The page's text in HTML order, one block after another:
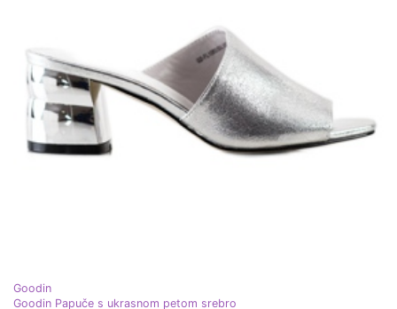
Goodin
Goodin Papuče s ukrasnom petom srebro